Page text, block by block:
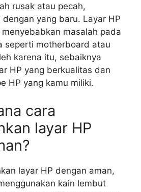
rusak atau pecah,
yang baru. Layar HP
masalah pada
seperti motherboard atau
karena itu, sebaiknya
HP yang berkualitas dan
HP yang kamu miliki.
cara
layar HP
layar HP dengan aman,
kain lembut